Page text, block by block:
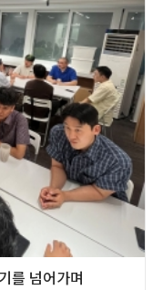
를 넘어가며